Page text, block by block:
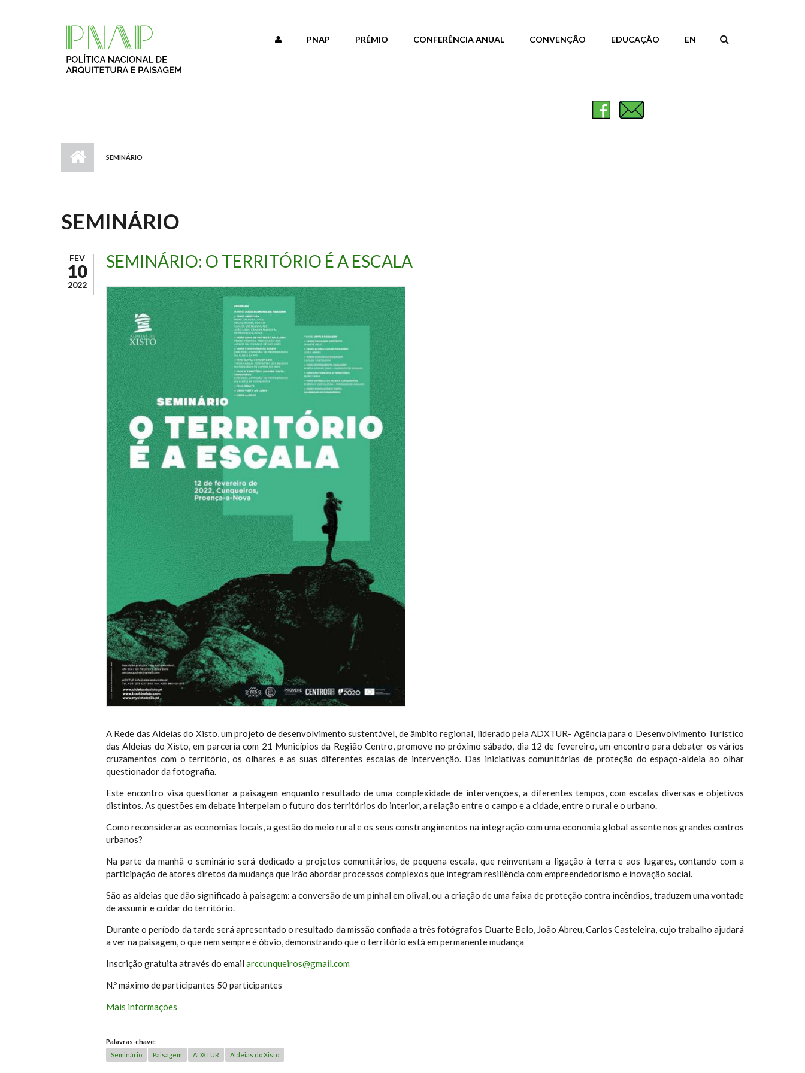
PNAP PRÉMIO CONFERÊNCIA ANUAL CONVENÇÃO EDUCAÇÃO EN
SEMINÁRIO
SEMINÁRIO
FEV
10
2022
SEMINÁRIO: O TERRITÓRIO É A ESCALA
A Rede das Aldeias do Xisto, um projeto de desenvolvimento sustentável, de âmbito regional, liderado pela ADXTUR- Agência para o Desenvolvimento Turístico
das Aldeias do Xisto, em parceria com 21 Municípios da Região Centro, promove no próximo sábado, dia 12 de fevereiro, um encontro para debater os vários
cruzamentos com o território, os olhares e as suas diferentes escalas de intervenção. Das iniciativas comunitárias de proteção do espaço-aldeia ao olhar
questionador da fotografia.
Este encontro visa questionar a paisagem enquanto resultado de uma complexidade de intervenções, a diferentes tempos, com escalas diversas e objetivos
distintos. As questões em debate interpelam o futuro dos territórios do interior, a relação entre o campo e a cidade, entre o rural e o urbano.
Como reconsiderar as economias locais, a gestão do meio rural e os seus constrangimentos na integração com uma economia global assente nos grandes centros
urbanos?
Na parte da manhã o seminário será dedicado a projetos comunitários, de pequena escala, que reinventam a ligação à terra e aos lugares, contando com a
participação de atores diretos da mudança que irão abordar processos complexos que integram resiliência com empreendedorismo e inovação social.
São as aldeias que dão significado à paisagem: a conversão de um pinhal em olival, ou a criação de uma faixa de proteção contra incêndios, traduzem uma vontade
de assumir e cuidar do território.
Durante o período da tarde será apresentado o resultado da missão confiada a três fotógrafos Duarte Belo, João Abreu, Carlos Casteleira, cujo trabalho ajudará
a ver na paisagem, o que nem sempre é óbvio, demonstrando que o território está em permanente mudança
Inscrição gratuita através do email arccunqueiros@gmail.com
N.º máximo de participantes 50 participantes
Mais informações
Palavras-chave:
Seminário
Paisagem ADXTUR Aldeias do Xisto